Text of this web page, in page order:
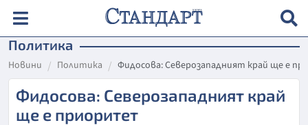
Политика
Новини Политика Фидосова: Северозападният край ще е
Фидосова: Северозападният край
ще е приоритет